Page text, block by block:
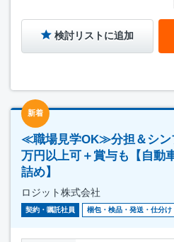
検討リストに追加
新着
≪職場見学OK≫分担＆シン
万円以上可＋賞与も【自動
詰め】
ロジット株式会社
契約・嘱託社員 梱包・検品・発送・仕分け